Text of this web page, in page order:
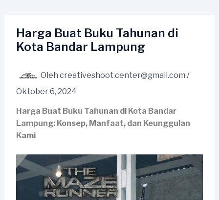
kontenHarga Buat Buku Tahunan di
Kota Bandar Lampung
Oleh creativeshoot.center@gmail.com /
Oktober 6, 2024
Harga Buat Buku Tahunan di Kota Bandar
Lampung: Konsep, Manfaat, dan Keunggulan
Kami